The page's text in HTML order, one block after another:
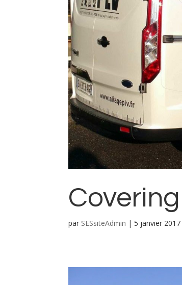
Covering
par SESsiteAdmin |5 janvier 2017